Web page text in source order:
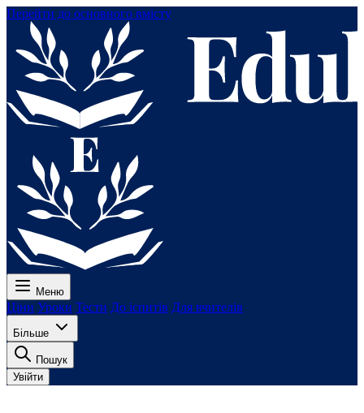
Перейти до основного вмісту
Меню
Ціни Уроки Тести До іспитів Для вчителів
Більше
Пошук
Увійти